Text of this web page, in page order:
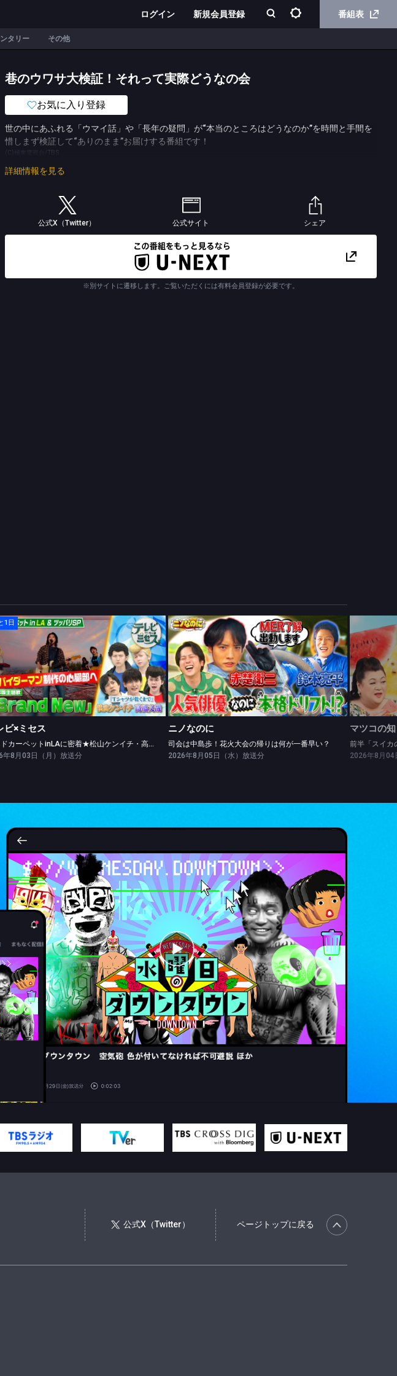
ログイン 新規会員登録 番組表
タリー その他
巷のウワサ大検証！それって実際どうなの会
お気に入り登録
世の中にあふれる「ウマイ話」や「長年の疑問」が“本当のところはどうなのか”を時間と手間を
惜しまず検証して“ありのまま”お届けする番組です！
詳細情報を見る
公式X（Twitter） 公式サイト シェア
※別サイトに遷移します。ご覧いただくには有料会員登録が必要です。
1日
テレビ×ミセス
レッドカーペットinLAに密着★松山ケンイチ・高橋文哉ツッパリ勝負！
ビ×ミセス
レッドカーペットinLAに密着★松山ケンイチ・高橋文哉ツッパリ勝負！
年8月03日（月）放送分
ニノなのに
司会は中島歩！花火大会の帰りは何が一番早い？
ニノなのに
司会は中島歩！花火大会の帰りは何が一番早い？
2026年8月05日（水）放送分
マツコの
前半「スイカ
2026年8月04
公式X（Twitter） ページトップに戻る